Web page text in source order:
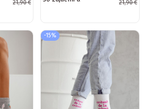
21,90 € 21,90 €
-15%